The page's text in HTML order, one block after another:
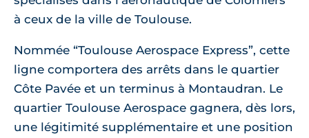
à ceux de la ville de Toulouse.
Nommée “Toulouse Aerospace Express”, cette
ligne comportera des arrêts dans le quartier
Côte Pavée et un terminus à Montaudran. Le
quartier Toulouse Aerospace gagnera, dès lors,
une légitimité supplémentaire et une position